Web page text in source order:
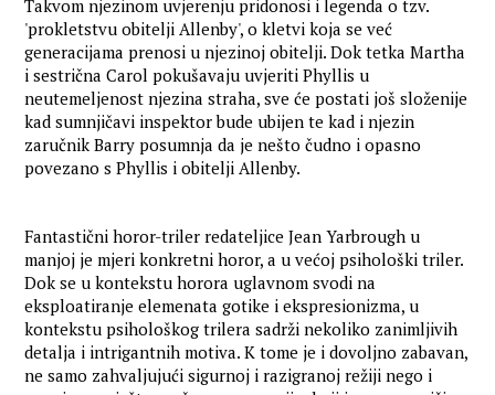
Takvom njezinom uvjerenju pridonosi i legenda o tzv.
'prokletstvu obitelji Allenby', o kletvi koja se već
generacijama prenosi u njezinoj obitelji. Dok tetka Martha
i sestrična Carol pokušavaju uvjeriti Phyllis u
neutemeljenost njezina straha, sve će postati još složenije
kad sumnjičavi inspektor bude ubijen te kad i njezin
zaručnik Barry posumnja da je nešto čudno i opasno
povezano s Phyllis i obitelji Allenby.
Fantastični horor-triler redateljice Jean Yarbrough u
manjoj je mjeri konkretni horor, a u većoj psihološki triler.
Dok se u kontekstu horora uglavnom svodi na
eksploatiranje elemenata gotike i ekspresionizma, u
kontekstu psihološkog trilera sadrži nekoliko zanimljivih
detalja i intrigantnih motiva. K tome je i dovoljno zabavan,
ne samo zahvaljujući sigurnoj i razigranoj režiji nego i